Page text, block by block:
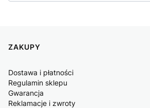
Linki w stopce
ZAKUPY
Dostawa i płatności
Regulamin sklepu
Gwarancja
Reklamacje i zwroty